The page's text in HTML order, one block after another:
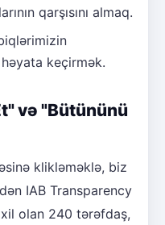
qarşısını almaq.
həyata keçirmək.
və "Bütününü
klikləməklə, biz
IAB Transparency
olan 240 tərəfdaş,